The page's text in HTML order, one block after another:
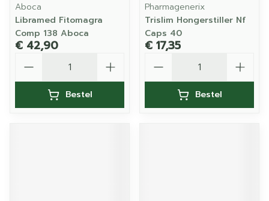
Aboca
Libramed Fitomagra
Comp 138 Aboca
€ 42,90
Bestel
Pharmagenerix
Trislim Hongerstiller Nf
Caps 40
€ 17,35
Bestel